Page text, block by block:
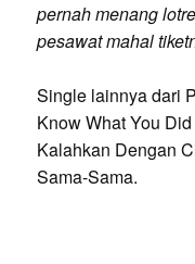
pernah menang
pesawat mahal
Single lainnya dari
Know What You
Kalahkan Dengan
Sama-Sama.